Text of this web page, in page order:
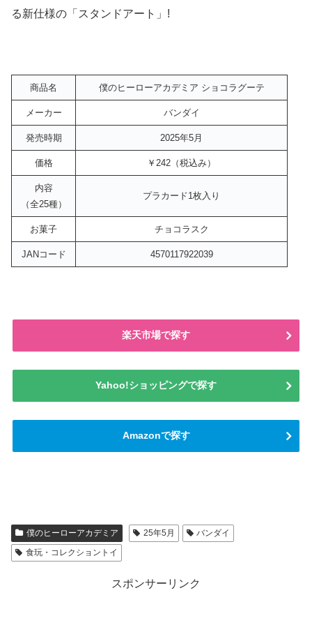
る新仕様の「スタンドアート」!
商品名 僕のヒーローアカデミア ショコラグーテ
メーカー バンダイ
発売時期 2025年5月
価格 ￥242（税込み）
内容
（全25種）
プラカード1枚入り
お菓子 チョコラスク
JANコード 4570117922039
楽天市場で探す
Yahoo!ショッピングで探す
Amazonで探す
僕のヒーローアカデミア 25年5月
バンダイ
食玩・コレクショントイ
スポンサーリンク